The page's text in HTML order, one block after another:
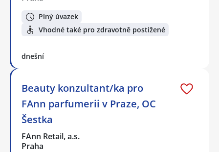
Plný úvazek
Vhodné také pro zdravotně postižené
dnešní
Beauty konzultant/ka pro
FAnn parfumerii v Praze, OC
Šestka
FAnn Retail, a.s.
Praha